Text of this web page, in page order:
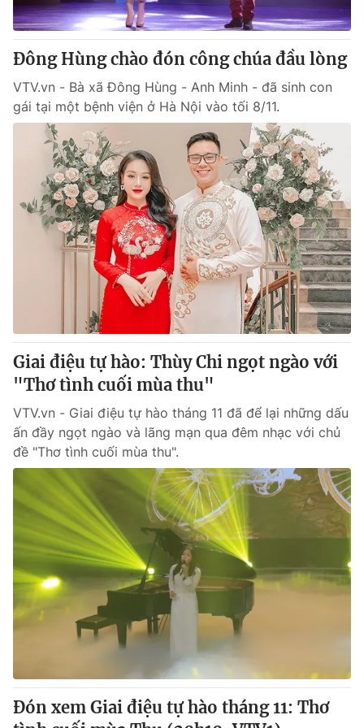
® Cấm sao chép dưới mọi hình thức nếu không có sự chấp
thuận bằng văn bản. Ghi rõ nguồn VTV.vn khi phát hành lại
thông tin từ website này.
Đông Hùng chào đón công chúa đầu lòng
VTV.vn - Bà xã Đông Hùng - Anh Minh - đã sinh con
gái tại một bệnh viện ở Hà Nội vào tối 8/11.
Giai điệu tự hào: Thùy Chi ngọt ngào với
"Thơ tình cuối mùa thu"
VTV.vn - Giai điệu tự hào tháng 11 đã để lại những dấu
ấn đầy ngọt ngào và lãng mạn qua đêm nhạc với chủ
đề "Thơ tình cuối mùa thu".
Đón xem Giai điệu tự hào tháng 11: Thơ